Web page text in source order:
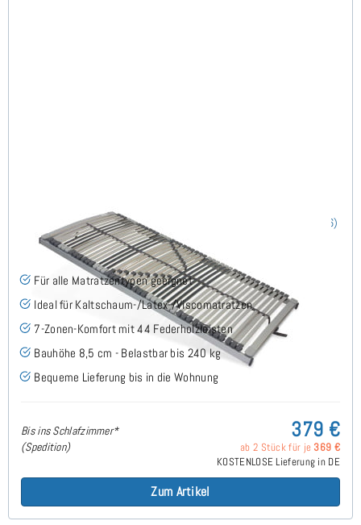
Nimbo 44 NV - Lattenrost 140x200 cm (186)
Für alle Matratzentypen geeignet
Ideal für Kaltschaum-/Latex-/Viscomatratzen
7-Zonen-Komfort mit 44 Federholzleisten
Bauhöhe 8,5 cm - Belastbar bis 240 kg
Bequeme Lieferung bis in die Wohnung
Bis ins Schlafzimmer*
(Spedition)
379 €
ab 2 Stück für je 369 €
KOSTENLOSE Lieferung in DE
Zum Artikel